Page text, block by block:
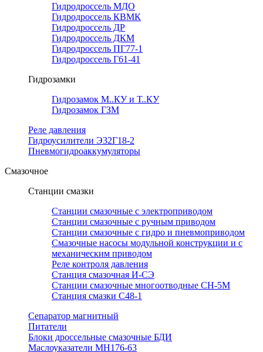
Гидродроссель МДО
Гидродроссель КВМК
Гидродроссель ДР
Гидродроссель ДКМ
Гидродроссель ПГ77-1
Гидродроссель Г61-41
Гидрозамки
Гидрозамок М..КУ и Т..КУ
Гидрозамок ГЗМ
Реле давления
Гидроусилители Э32Г18-2
Пневмогидроаккумуляторы
Смазочное
Станции смазки
Станции смазочные с электроприводом
Станции смазочные с ручным приводом
Станции смазочные с гидро и пневмоприводом
Смазочные насосы модульной конструкции и с
механическим приводом
Реле контроля давления
Станция смазочная И-СЭ
Станции смазочные многоотводные СН-5М
Станция смазки С48-1
Сепаратор магнитный
Питатели
Блоки дроссельные смазочные БДИ
Маслоуказатели МН176-63